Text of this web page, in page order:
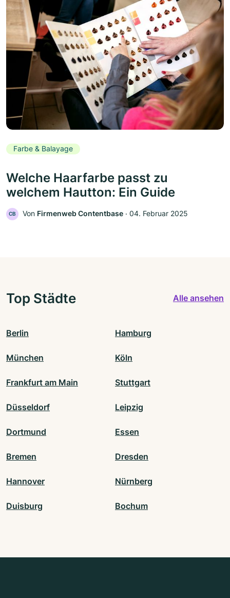
Farbe & Balayage
Welche Haarfarbe passt zu
welchem Hautton: Ein Guide
CB Von Firmenweb Contentbase ‧ 04. Februar 2025
Top Städte Alle ansehen
Berlin Hamburg
München Köln
Frankfurt am Main Stuttgart
Düsseldorf Leipzig
Dortmund Essen
Bremen Dresden
Hannover Nürnberg
Duisburg Bochum